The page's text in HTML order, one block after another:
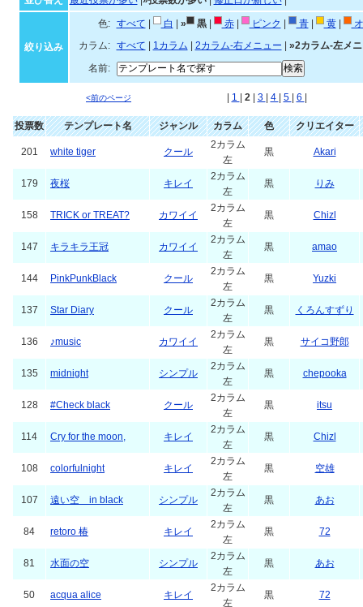
絞り込み
色: すべて 白 » 黒| 赤| ピンク 青| 黄|
カラム:
すべて 1カラム 2カラム-右メニュー
»2カラム-左メ
名前:
<前のページ 1 2 3 4 5 6
投票数 テンプレート名 ジャンル カラム 色 クリエイター
201 white tiger クール
2カラム
左
黒 Akari
179 夜桜 キレイ
2カラム
左
黒 りみ
158 TRICK or TREAT? カワイイ
2カラム
左
黒 Chizl
147 キラキラ王冠 カワイイ
2カラム
左
黒 amao
144 PinkPunkBlack クール
2カラム
左
黒 Yuzki
137 Star Diary クール
2カラム
左
黒 くろんすずり
136 ♪music カワイイ
2カラム
左
黒 サイコ野郎
135 midnight シンプル
2カラム
左
黒 chepooka
128 #Check black クール
2カラム
左
黒 itsu
114 Cry for the moon, キレイ
2カラム
左
黒 Chizl
108 colorfulnight キレイ
2カラム
左
黒 空雄
107 遠い空 in black シンプル
2カラム
左
黒 あお
84 retoro 椿 キレイ
2カラム
左
黒 72
81 水面の空 シンプル
2カラム
左
黒 あお
50 acqua alice キレイ
2カラム
左
黒 72